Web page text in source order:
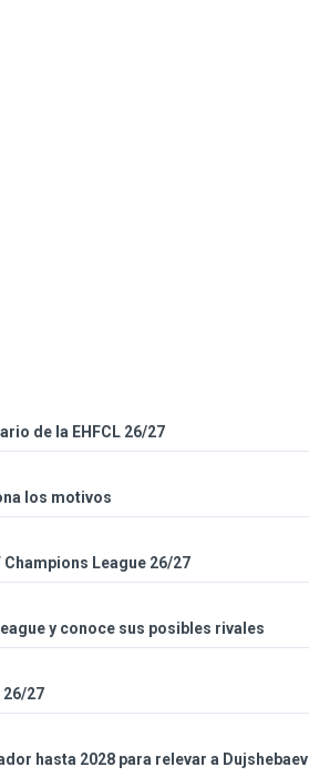
de la EHFCL 26/27
los motivos
League 26/27
y conoce sus posibles rivales
26/27
hasta 2028 para relevar a Dujshebaev